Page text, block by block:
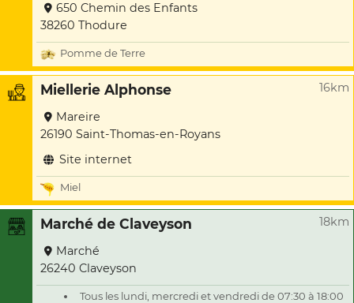
650 Chemin des Enfants
38260 Thodure
Pomme de Terre
Miellerie Alphonse 16km
Mareire
26190 Saint-Thomas-en-Royans
Site internet
Miel
Marché de Claveyson 18km
Marché
26240 Claveyson
Tous les lundi, mercredi et vendredi de 07:30 à 18:00